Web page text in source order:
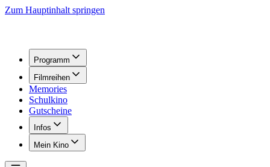
Zum Hauptinhalt springen
Programm
Filmreihen
Memories
Schulkino
Gutscheine
Infos
Mein Kino